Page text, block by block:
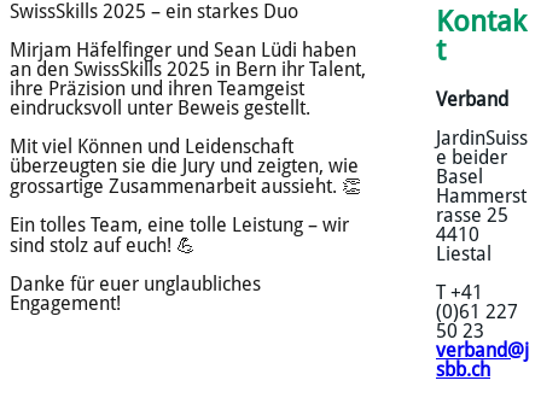
SwissSkills 2025 – ein starkes Duo
Mirjam Häfelfinger und Sean Lüdi haben
an den SwissSkills 2025 in Bern ihr Talent,
ihre Präzision und ihren Teamgeist
eindrucksvoll unter Beweis gestellt.
Mit viel Können und Leidenschaft
überzeugten sie die Jury und zeigten, wie
grossartige Zusammenarbeit aussieht. 👏
Ein tolles Team, eine tolle Leistung – wir
sind stolz auf euch! 💪
Danke für euer unglaubliches
Engagement!
Kontak
t
Verband
JardinSuiss
e beider
Basel
Hammerst
rasse 25
4410
Liestal
T +41
(0)61 227
50 23
verband@j
sbb.ch